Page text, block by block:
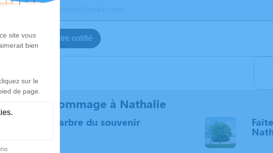
Je veux être notifié
Rendez hommage à Nathalie
Plantez un arbre du souvenir